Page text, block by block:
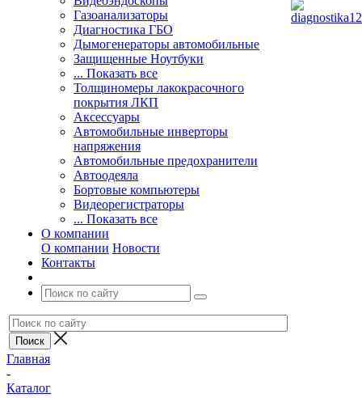
Газоанализаторы
Диагностика ГБО
Дымогенераторы автомобильные
Защищенные Ноутбуки
... Показать все
Толщиномеры лакокрасочного
покрытия ЛКП
Аксессуары
Автомобильные инверторы
напряжения
Автомобильные предохранители
Автоодеяла
Бортовые компьютеры
Видеорегистраторы
... Показать все
О компании
О компании Новости
Контакты
Главная
-
Каталог